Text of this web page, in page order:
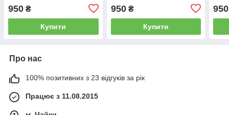
950 ₴
Купити
950₴
Купити
950
Про нас
100% позитивних з 23 відгуків за рік
Працює з 11.08.2015